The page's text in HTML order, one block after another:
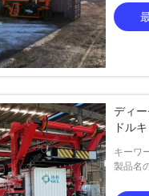
ディ
ドル
キーワ
製品名